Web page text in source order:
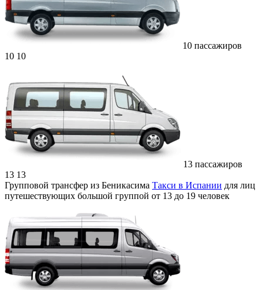
10 пассажиров
10 10
13 пассажиров
13 13
Групповой трансфер из Беникасима Такси в Испании для лиц
путешествующих большой группой от 13 до 19 человек